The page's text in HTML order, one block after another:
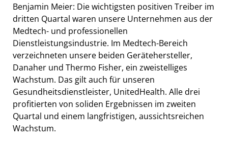
Benjamin Meier: Die wichtigsten positiven Treiber im
dritten Quartal waren unsere Unternehmen aus der
Medtech- und professionellen
Dienstleistungsindustrie. Im Medtech-Bereich
verzeichneten unsere beiden Gerätehersteller,
Danaher und Thermo Fisher, ein zweistelliges
Wachstum. Das gilt auch für unseren
Gesundheitsdienstleister, UnitedHealth. Alle drei
profitierten von soliden Ergebnissen im zweiten
Quartal und einem langfristigen, aussichtsreichen
Wachstum.